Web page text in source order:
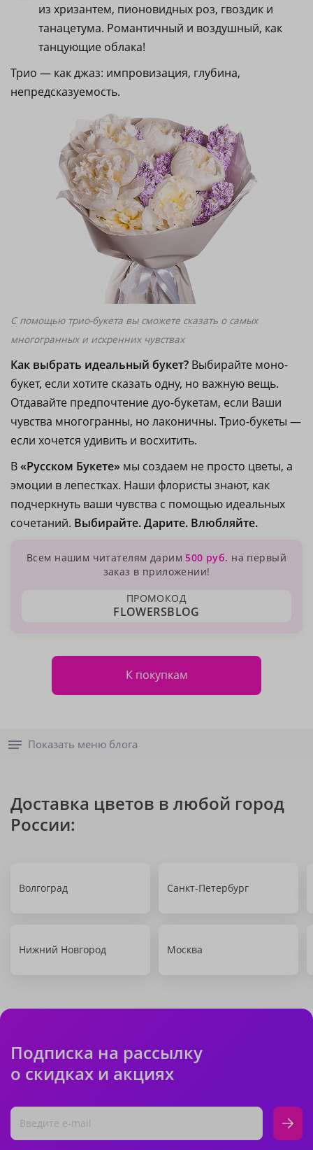
из хризантем, пионовидных роз, гвоздик и
танацетума. Романтичный и воздушный, как
танцующие облака!
Трио — как джаз: импровизация, глубина,
непредсказуемость.
С помощью трио-букета вы сможете сказать о самых
многогранных и искренних чувствах
Как выбрать идеальный букет? Выбирайте моно-
букет, если хотите сказать одну, но важную вещь.
Отдавайте предпочтение дуо-букетам, если Ваши
чувства многогранны, но лаконичны. Трио-букеты —
если хочется удивить и восхитить.
В«Русском Букете» мы создаем не просто цветы, а
эмоции в лепестках. Наши флористы знают, как
подчеркнуть ваши чувства с помощью идеальных
сочетаний. Выбирайте. Дарите. Влюбляйте.
Всем нашим читателям дарим500 руб. на первый
заказ в приложении!
ПРОМОКОД
FLOWERSBLOG
К покупкам
Показать меню блога
Доставка цветов в любой город
России:
Волгоград Санкт-Петербург
Нижний Новгород Москва
Подписка на рассылку
о скидках и акциях